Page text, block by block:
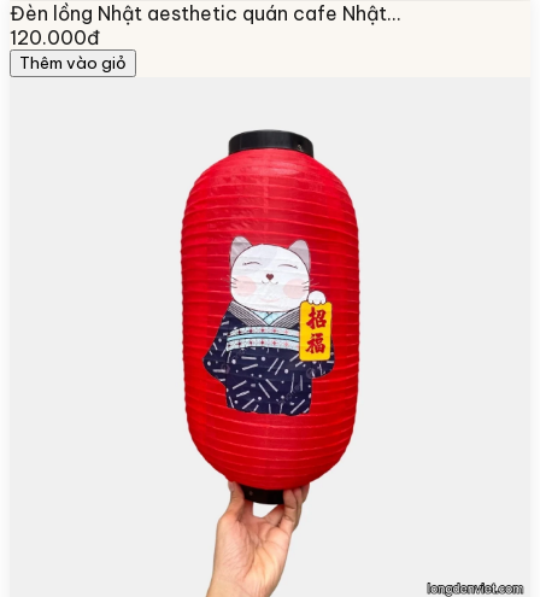
Đèn lồng Nhật aesthetic quán cafe Nhật…
120.000đ
Thêm vào giỏ